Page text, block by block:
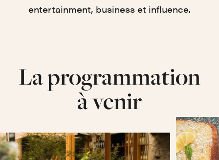
entertainment, business et influence.
La programmation
à venir